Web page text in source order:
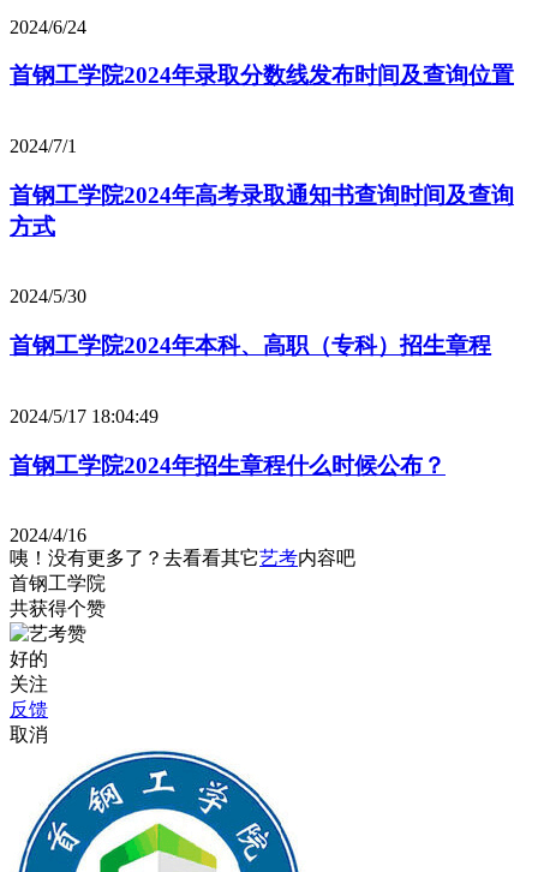
2024/6/24
首钢工学院2024年录取分数线发布时间及查询位置
2024/7/1
首钢工学院2024年高考录取通知书查询时间及查询
方式
2024/5/30
首钢工学院2024年本科、高职（专科）招生章程
2024/5/17 18:04:49
首钢工学院2024年招生章程什么时候公布？
2024/4/16
咦！没有更多了？去看看其它艺考内容吧
首钢工学院
共获得个赞
好的
关注
反馈
取消